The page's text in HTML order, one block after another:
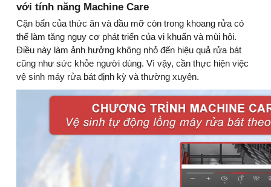
với tính năng Machine Care
Cặn bẩn của thức ăn và dầu mỡ còn trong khoang rửa có
thể làm tăng nguy cơ phát triển của vi khuẩn và mùi hôi.
Điều này làm ảnh hưởng không nhỏ đến hiệu quả rửa bát
cũng như sức khỏe người dùng. Vì vậy, cần thực hiện việc
vệ sinh máy rửa bát định kỳ và thường xuyên.